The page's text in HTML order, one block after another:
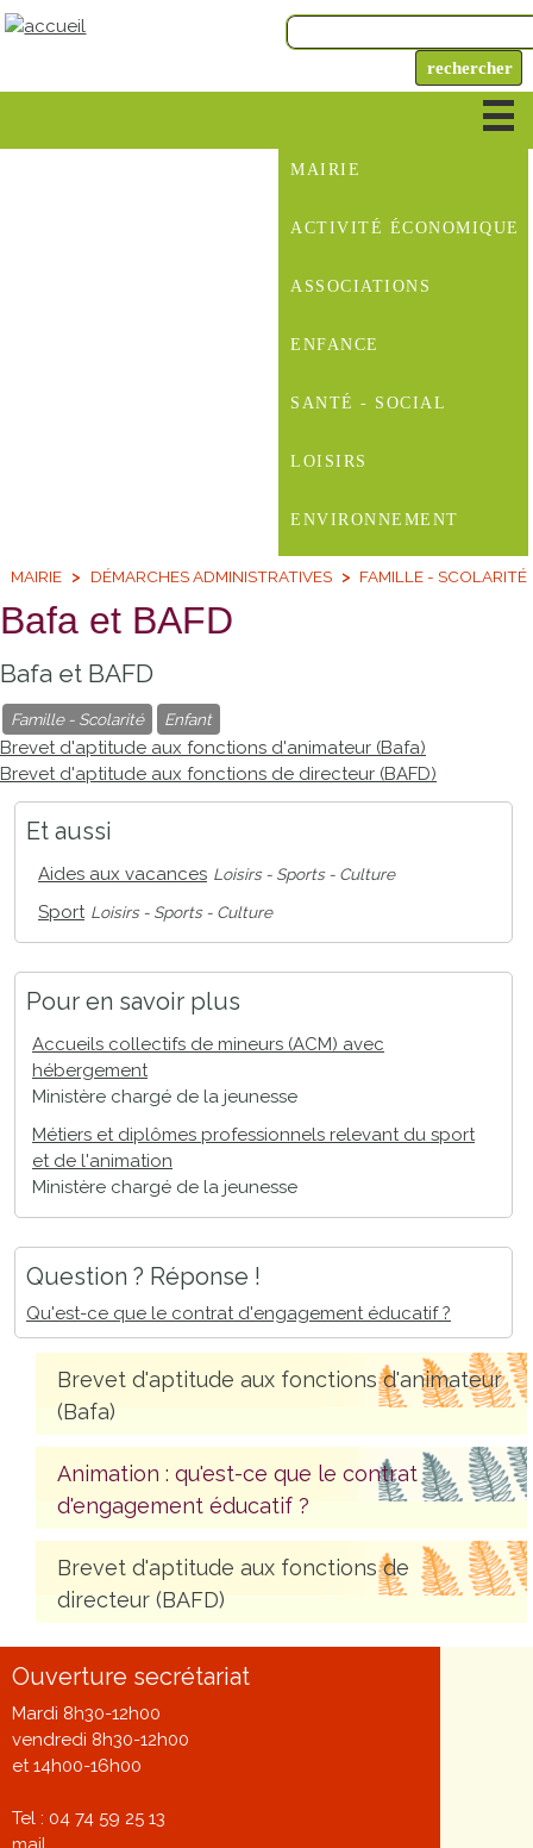
MAIRIE
ACTIVITÉ ÉCONOMIQUE
ASSOCIATIONS
ENFANCE
SANTÉ - SOCIAL
LOISIRS
ENVIRONNEMENT
MAIRIE DÉMARCHES ADMINISTRATIVES FAMILLE - SCOLARITÉ
Bafa et BAFD
Bafa et BAFD
Famille - Scolarité Enfant
Brevet d'aptitude aux fonctions d'animateur (Bafa)
Brevet d'aptitude aux fonctions de directeur (BAFD)
Et aussi
Aides aux vacances Loisirs - Sports - Culture
Sport Loisirs - Sports - Culture
Pour en savoir plus
Accueils collectifs de mineurs (ACM) avec
hébergement
Ministère chargé de la jeunesse
Métiers et diplômes professionnels relevant du sport
et de l'animation
Ministère chargé de la jeunesse
Question ? Réponse !
Qu'est-ce que le contrat d'engagement éducatif ?
Brevet d'aptitude aux fonctions d'animateur
(Bafa)
Animation : qu'est-ce que le contrat
d'engagement éducatif ?
Brevet d'aptitude aux fonctions de
directeur (BAFD)
Ouverture secrétariat
Mardi 8h30-12h00
vendredi 8h30-12h00
et 14h00-16h00
Tel : 04 74 59 25 13